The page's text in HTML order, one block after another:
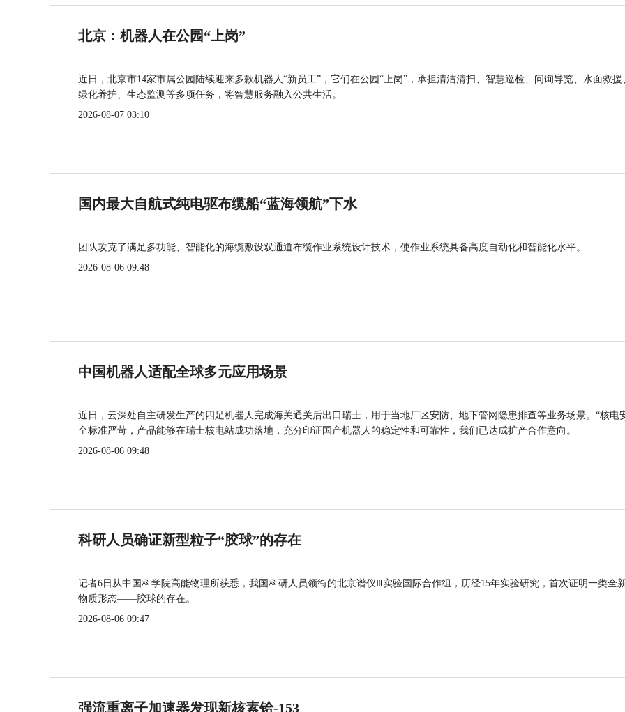
北京：机器人在公园“上岗”
近日，北京市14家市属公园陆续迎来多款机器人“新员工”，它们在公园“上岗”，承担清洁清扫、智慧巡检、问询导览、水面救援
绿化养护、生态监测等多项任务，将智慧服务融入公共生活。
2026-08-07 03:10
国内最大自航式纯电驱布缆船“蓝海领航”下水
团队攻克了满足多功能、智能化的海缆敷设双通道布缆作业系统设计技术，使作业系统具备高度自动化和智能化水平。
2026-08-06 09:48
中国机器人适配全球多元应用场景
近日，云深处自主研发生产的四足机器人完成海关通关后出口瑞士，用于当地厂区安防、地下管网隐患排查等业务场景。“核电
全标准严苛，产品能够在瑞士核电站成功落地，充分印证国产机器人的稳定性和可靠性，我们已达成扩产合作意向。
2026-08-06 09:48
科研人员确证新型粒子“胶球”的存在
记者6日从中国科学院高能物理所获悉，我国科研人员领衔的北京谱仪Ⅲ实验国际合作组，历经15年实验研究，首次证明一类全
物质形态——胶球的存在。
2026-08-06 09:47
强流重离子加速器发现新核素铪-153